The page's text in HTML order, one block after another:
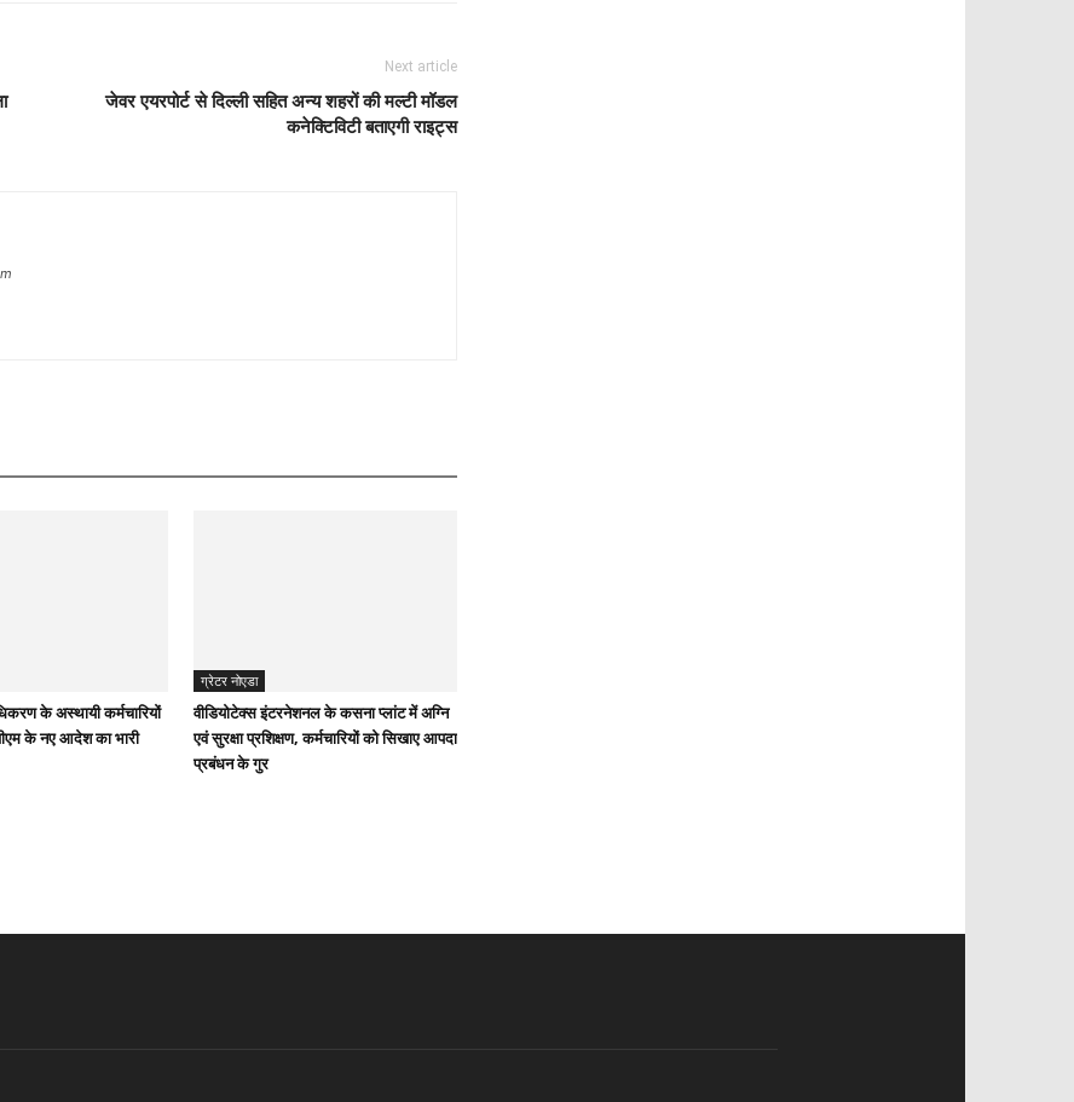
Next article
जेवर एयरपोर्ट से दिल्ली सहित अन्य शहरों की मल्टी मॉडल
कनेक्टिविटी बताएगी राइट्स
के अस्थायी कर्मचारियों
के नए आदेश का भारी
ग्रेटर नोएडा
वीडियोटेक्स इंटरनेशनल के कसना प्लांट में अग्नि
एवं सुरक्षा प्रशिक्षण, कर्मचारियों को सिखाए आपदा
प्रबंधन के गुर